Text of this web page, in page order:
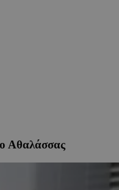
Αθαλάσσας